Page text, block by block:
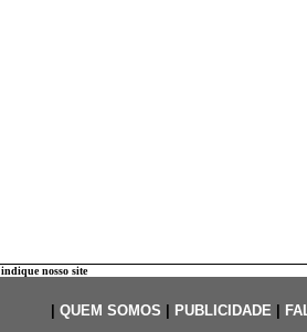
indique nosso site
QUEM SOMOS PUBLICIDADE|